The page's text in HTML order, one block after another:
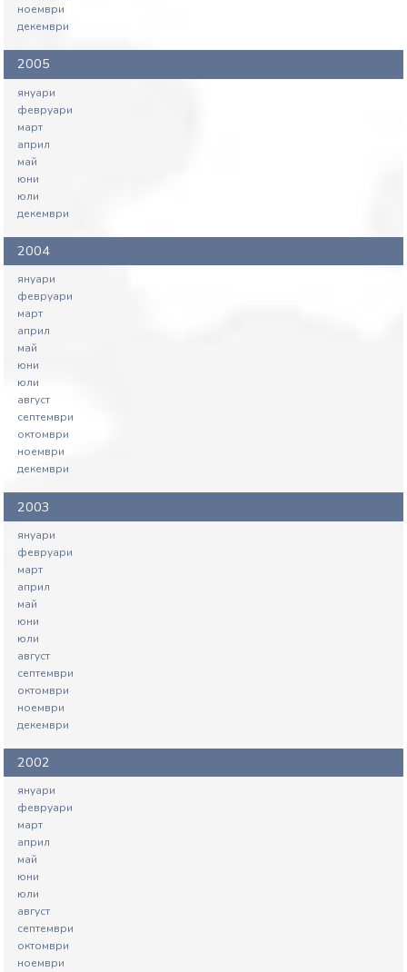
ноември
декември
2005
януари
февруари
март
април
май
юни
юли
декември
2004
януари
февруари
март
април
май
юни
юли
август
септември
октомври
ноември
декември
2003
януари
февруари
март
април
май
юни
юли
август
септември
октомври
ноември
декември
2002
януари
февруари
март
април
май
юни
юли
август
септември
октомври
ноември